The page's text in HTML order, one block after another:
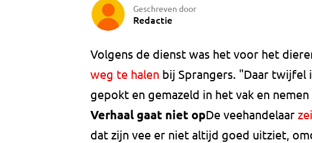
Geschreven door
Redactie
Volgens de dienst was het voor het
weg te halen bij Sprangers. "Daar twijfel
gepokt en gemazeld in het vak en
Verhaal gaat niet opDe veehandelaar
dat zijn vee er niet altijd goed uitziet,